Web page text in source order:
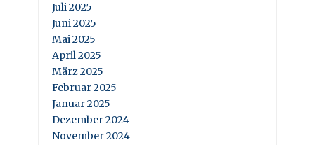
Juli 2025
Juni 2025
Mai 2025
April 2025
März 2025
Februar 2025
Januar 2025
Dezember 2024
November 2024